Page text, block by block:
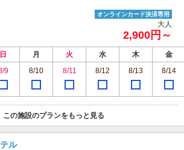
オンラインカード決済専用
大人
2,900円～
日 月 火 水 木
金
9 8/10 8/11 8/12 8/13 8/14
この施設のプランをもっと見る
ル